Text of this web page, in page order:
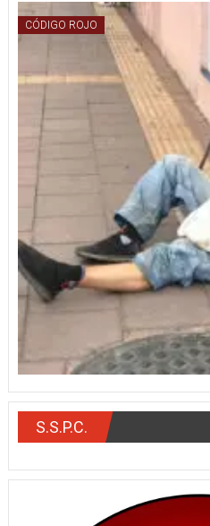
CÓDIGO ROJO
S.S.P.C.